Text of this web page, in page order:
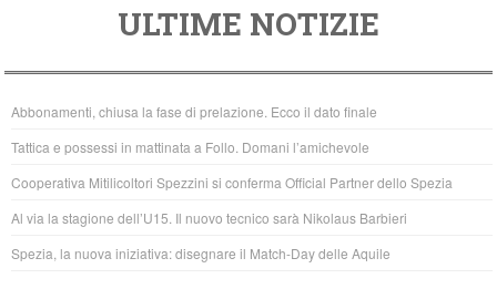
e
b
o
o
k
er
at
s
A
p
p
ULTIME NOTIZIE
Abbonamenti, chiusa la fase di prelazione. Ecco il dato finale
Tattica e possessi in mattinata a Follo. Domani l’amichevole
Cooperativa Mitilicoltori Spezzini si conferma Official Partner dello Spezia
Al via la stagione dell’U15. Il nuovo tecnico sarà Nikolaus Barbieri
Spezia, la nuova iniziativa: disegnare il Match-Day delle Aquile